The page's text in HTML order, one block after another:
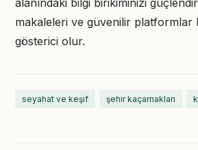
alanındaki bilgi birikiminizi
makaleleri ve güvenilir platformlar
gösterici olur.
seyahat ve keşif şehir kaçamakları